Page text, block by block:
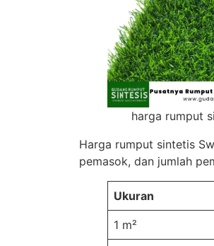
harga rumput
Harga rumput sintetis
pemasok, dan jumlah
Ukuran
1 m²